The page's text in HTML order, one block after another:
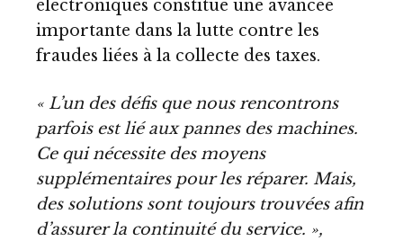
électroniques constitue une avancée
importante dans la lutte contre les
fraudes liées à la collecte des taxes.
« L’un des défis que nous rencontrons
parfois est lié aux pannes des machines.
Ce qui nécessite des moyens
supplémentaires pour les réparer. Mais,
des solutions sont toujours trouvées afin
d’assurer la continuité du service. »,